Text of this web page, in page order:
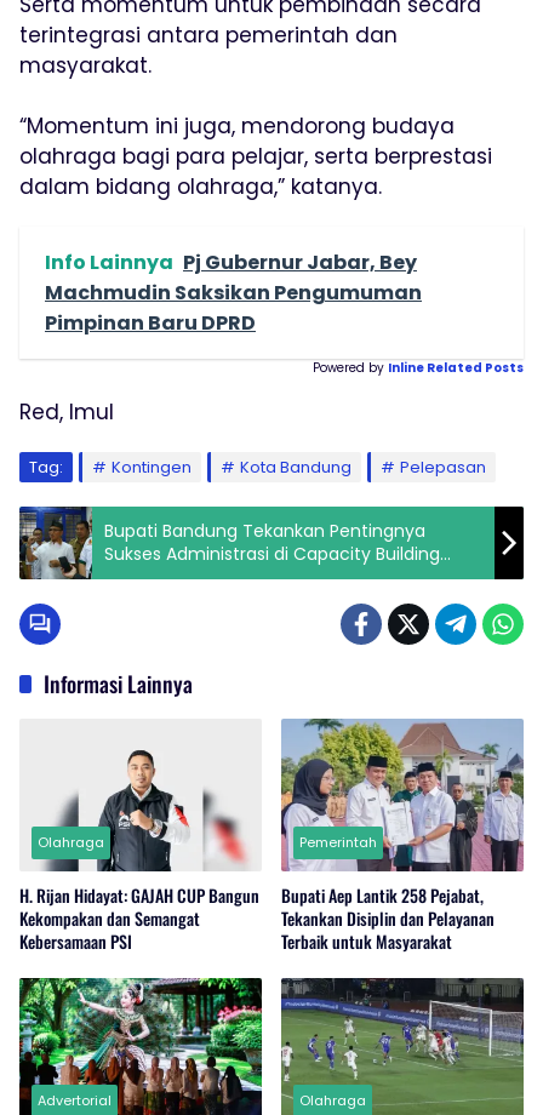
terintegrasi antara pemerintah dan
masyarakat.
“Momentum ini juga, mendorong budaya
olahraga bagi para pelajar, serta berprestasi
dalam bidang olahraga,” katanya.
Info Lainnya Pj Gubernur Jabar, Bey
Machmudin Saksikan Pengumuman
Pimpinan Baru DPRD
Powered by Inline Related Posts
Red, Imul
Tag: Kontingen Kota Bandung Pelepasan
Bupati Bandung Tekankan Pentingnya
Sukses Administrasi di Capacity Building
KONI
Informasi Lainnya
Olahraga
H. Rijan Hidayat: GAJAH CUP Bangun
Kekompakan dan Semangat
Kebersamaan PSI
Pemerintah
Bupati Aep Lantik 258 Pejabat,
Tekankan Disiplin dan Pelayanan
Terbaik untuk Masyarakat
Advertorial Olahraga